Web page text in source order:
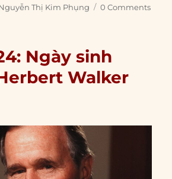
on
Thị Kim Phụng 0 Comments
Ngày sinh
Walker